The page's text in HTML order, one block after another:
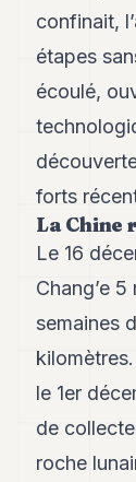
Andy
Andy
31
30
Andy
Andy
27
Andy
26
Andy
Andy
23
22
Andy
21
Andy
confinait,
étapes
écoulé,
forts
La Chine
Le 16
Chang’e
semaines
le 1er
de
roche